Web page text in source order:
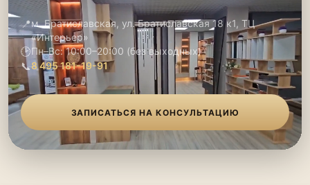
📍м. Братиславская, ул. Братиславская 18 к1, ТЦ
«Интерьер»
🕑Пн–Вс: 10:00–20:00 (без выходных)
📞8 495 181-19-91
ЗАПИСАТЬСЯ НА КОНСУЛЬТАЦИЮ